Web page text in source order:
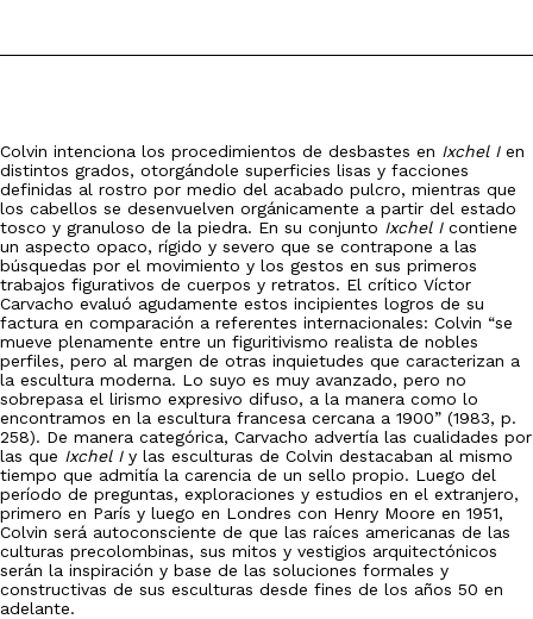
Colvin intenciona los procedimientos de desbastes en Ixchel Ien
distintos grados, otorgándole superficies lisas y facciones
definidas al rostro por medio del acabado pulcro, mientras que
los cabellos se desenvuelven orgánicamente a partir del estado
tosco y granuloso de la piedra. En su conjunto Ixchel Icontiene
un aspecto opaco, rígido y severo que se contrapone a las
búsquedas por el movimiento y los gestos en sus primeros
trabajos figurativos de cuerpos y retratos. El crítico Víctor
Carvacho evaluó agudamente estos incipientes logros de su
factura en comparación a referentes internacionales: Colvin “se
mueve plenamente entre un figuritivismo realista de nobles
perfiles, pero al margen de otras inquietudes que caracterizan a
la escultura moderna. Lo suyo es muy avanzado, pero no
sobrepasa el lirismo expresivo difuso, a la manera como lo
encontramos en la escultura francesa cercana a 1900” (1983, p.
258). De manera categórica, Carvacho advertía las cualidades por
las que Ixchel Iy las esculturas de Colvin destacaban al mismo
tiempo que admitía la carencia de un sello propio. Luego del
período de preguntas, exploraciones y estudios en el extranjero,
primero en París y luego en Londres con Henry Moore en 1951,
Colvin será autoconsciente de que las raíces americanas de las
culturas precolombinas, sus mitos y vestigios arquitectónicos
serán la inspiración y base de las soluciones formales y
constructivas de sus esculturas desde fines de los años 50 en
adelante.